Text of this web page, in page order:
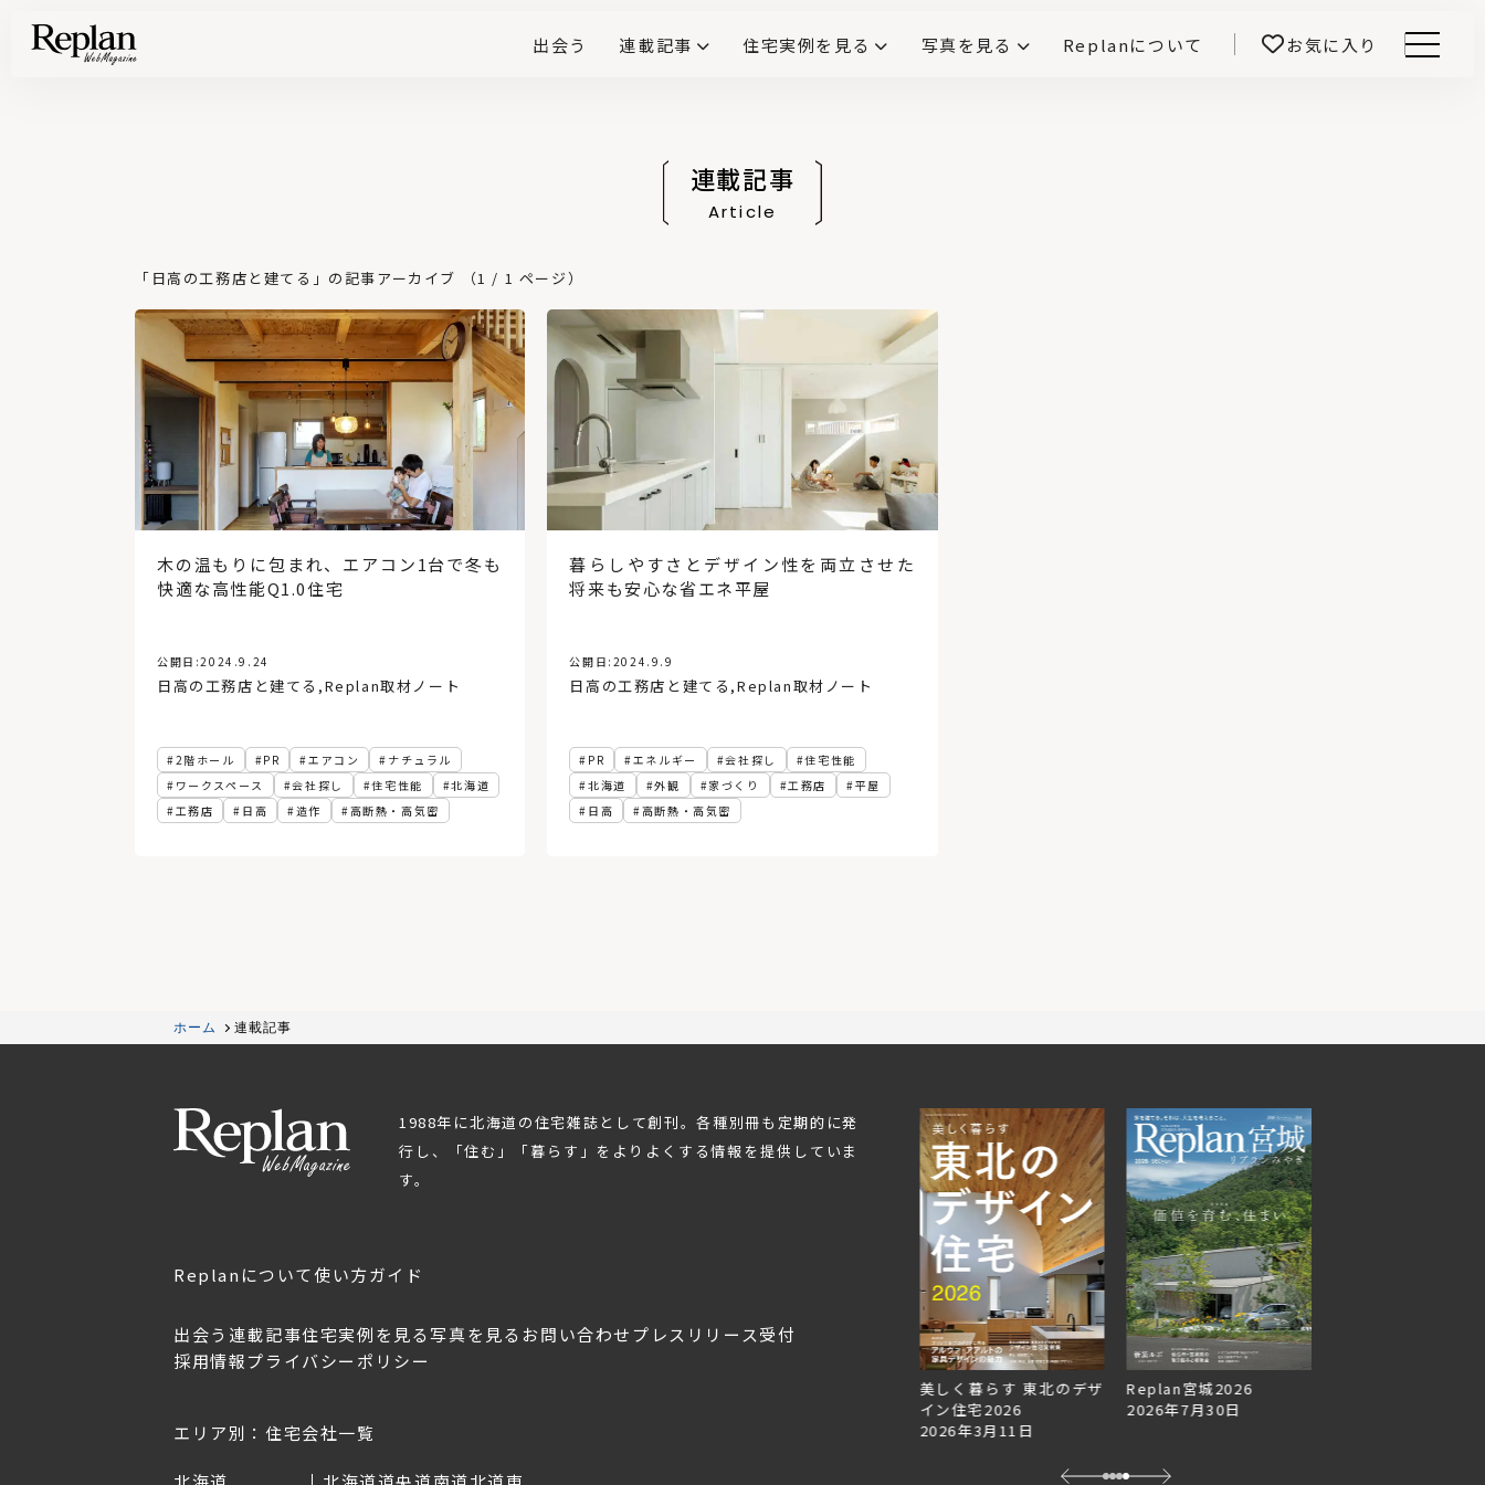
出会う 連載記事 住宅実例を見る 写真を見る Replanについて お気に入り
連載記事
Article
「日高の工務店と建てる」の記事アーカイブ （1 / 1 ページ）
木の温もりに包まれ、エアコン1台で冬も
快適な高性能Q1.0住宅
公開日:2024.9.24
日高の工務店と建てる ,Replan取材ノート
2階ホール PR エアコン
ナチュラル
ワークスペース
会社探し 住宅性能
北海道
工務店
日高 造作 高断熱・高気密
暮らしやすさとデザイン性を両立させた
将来も安心な省エネ平屋
公開日: 2024.9.9
日高の工務店と建てる ,Replan取材ノート
PR エネルギー 会社探し
住宅性能
北海道
外観 家づくり 工務店
平屋
日高
高断熱・高気密
ホーム 連載記事
1988年に北海道の住宅雑誌として創刊。各種別冊も定期的に発
行し、「住む」「暮らす」をよりよくする情報を提供していま
す。
Replanについて使い方ガイド
出会う 連載記事住宅実例を見る写真を見る お問い合わせ プレスリリース受付
採用情報プライバシーポリシー
エリア別：住宅会社一覧
2026年3月11日
美しく暮らす 東北のデザ
イン住宅2026
2026年3月11日
Replan宮城2026
2026年7月30日